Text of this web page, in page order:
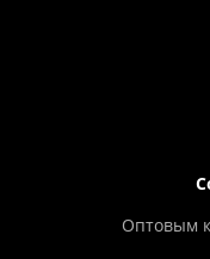
Оптовым